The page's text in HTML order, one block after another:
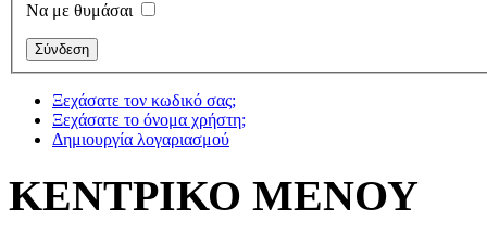
Να με θυμάσαι
Ξεχάσατε τον κωδικό σας;
Ξεχάσατε το όνομα χρήστη;
Δημιουργία λογαριασμού
ΚΕΝΤΡΙΚΟ ΜΕΝΟΥ